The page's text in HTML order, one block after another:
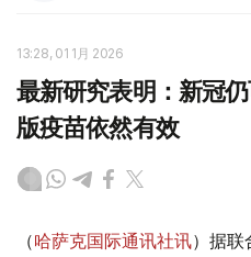
13:28, 01 1月 2026
最新研究表明：新冠
版疫苗依然有效
（哈萨克国际通讯社讯）据联